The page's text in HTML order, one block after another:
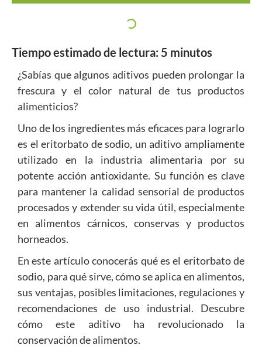
Tiempo estimado de lectura: 5 minutos
¿Sabías que algunos aditivos pueden prolongar la
frescura y el color natural de tus productos
alimenticios?
Uno de los ingredientes más eficaces para lograrlo
es el eritorbato de sodio, un aditivo ampliamente
utilizado en la industria alimentaria por su
potente acción antioxidante. Su función es clave
para mantener la calidad sensorial de productos
procesados y extender su vida útil, especialmente
en alimentos cárnicos, conservas y productos
horneados.
En este artículo conocerás qué es el eritorbato de
sodio, para qué sirve, cómo se aplica en alimentos,
sus ventajas, posibles limitaciones, regulaciones y
recomendaciones de uso industrial. Descubre
cómo este aditivo ha revolucionado la
conservación de alimentos.